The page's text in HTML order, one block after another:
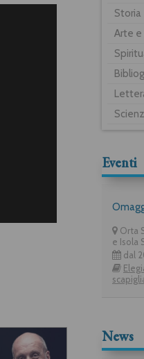
Storia
Arte
Eventi
Orta
e Isola
dal
News